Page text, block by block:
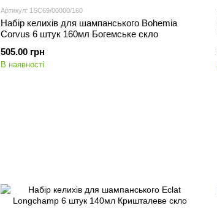
Артикул: 1SC69/00000/160
Набір келихів для шампанського Bohemia
Corvus 6 штук 160мл Богемське скло
505.00 грн
В наявності